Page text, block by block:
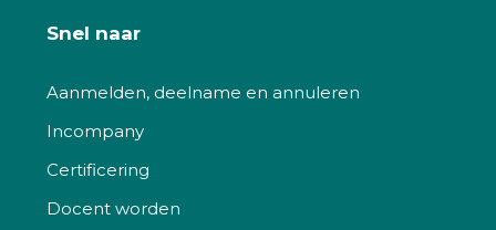
Snel naar
Aanmelden, deelname en annuleren
Incompany
Certificering
Docent worden